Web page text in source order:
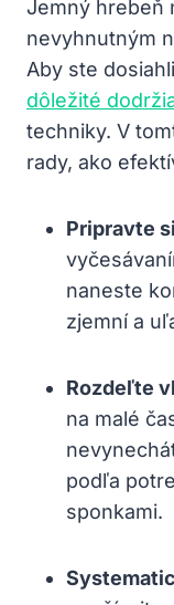
Jemný hrebeň
nevyhnutným
Aby ste
dôležité
techniky. V
rady, ako
Pripravte
naneste
zjemní a
Rozdeľte
na malé
podľa
sponkami.